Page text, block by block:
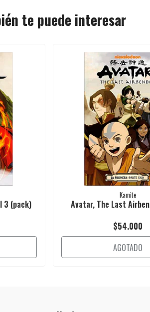
te puede interesar
3 (pack)
Kamite
Avatar, The Last
$54.000
AGOTADO